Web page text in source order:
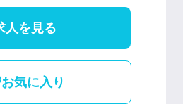
人を見る
お気に入り